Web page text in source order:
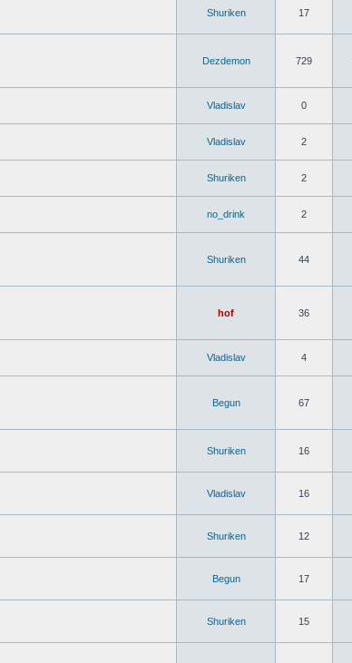
Shuriken 17
Dezdemon 729
Vladislav 0
Vladislav 2
Shuriken 2
no_drink 2
Shuriken 44
hof 36
Vladislav 4
Begun 67
Shuriken 16
Vladislav 16
Shuriken 12
Begun 17
Shuriken 15